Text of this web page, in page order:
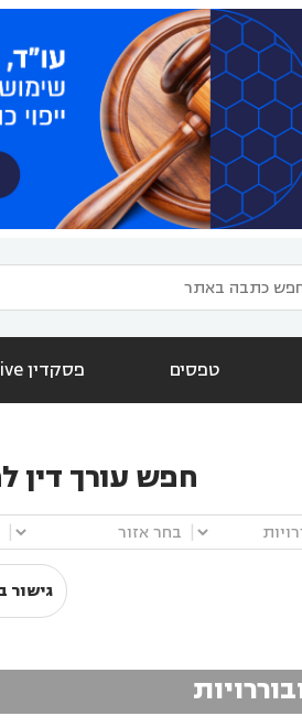
טפסים פסקדין Live
חפש עורך דין